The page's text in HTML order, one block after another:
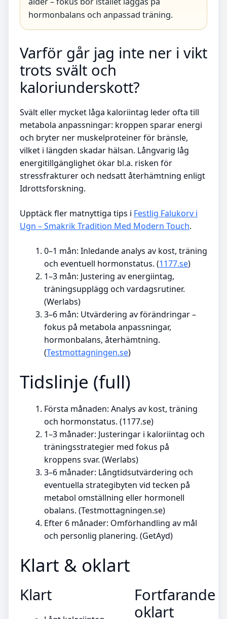
hormonbalans och anpassad träning.
Varför går jag inte ner i vikt
trots svält och
kaloriunderskott?
Svält eller mycket låga kaloriintag leder ofta till
metabola anpassningar: kroppen sparar energi
och bryter ner muskelproteiner för bränsle,
vilket i längden skadar hälsan. Långvarig låg
energitillgänglighet ökar bl.a. risken för
stressfrakturer och nedsatt återhämtning enligt
Idrottsforskning.
Upptäck fler matnyttiga tips i Festlig Falukorv i
Ugn – Smakrik Tradition Med Modern Touch.
0–1 mån: Inledande analys av kost, träning
och eventuell hormonstatus. (1177.se)
1–3 mån: Justering av energiintag,
träningsupplägg och vardagsrutiner.
(Werlabs)
3–6 mån: Utvärdering av förändringar –
fokus på metabola anpassningar,
hormonbalans, återhämtning.
(Testmottagningen.se)
Tidslinje (full)
Första månaden: Analys av kost, träning
och hormonstatus. (1177.se)
1–3 månader: Justeringar i kaloriintag och
träningsstrategier med fokus på
kroppens svar. (Werlabs)
3–6 månader: Långtidsutvärdering och
eventuella strategibyten vid tecken på
metabol omställning eller hormonell
obalans. (Testmottagningen.se)
Efter 6 månader: Omförhandling av mål
och personlig planering. (GetAyd)
Klart & oklart
Klart
Fortfarande
oklart